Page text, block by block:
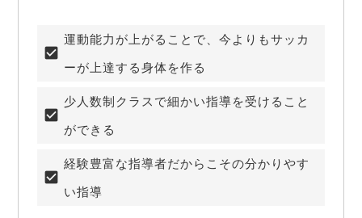
運動能力が上がることで、今よりもサッカ
ーが上達する身体を作る
少人数制クラスで細かい指導を受けること
ができる
経験豊富な指導者だからこその分かりやす
い指導